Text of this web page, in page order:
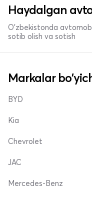
Haydalgan
O'zbekistonda
sotib olish va sotish
Markalar
BYD
Kia
Chevrolet
JAC
Mercedes-Benz